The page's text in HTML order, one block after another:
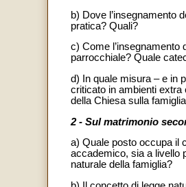
b) Dove l’insegnamento
pratica? Quali?
c) Come l’insegnamento
parrocchiale? Quale
d) In quale misura – e in
criticato in ambienti extra
della Chiesa sulla
2 - Sul matrimonio
a) Quale posto occupa il
accademico, sia a livello
naturale della famiglia?